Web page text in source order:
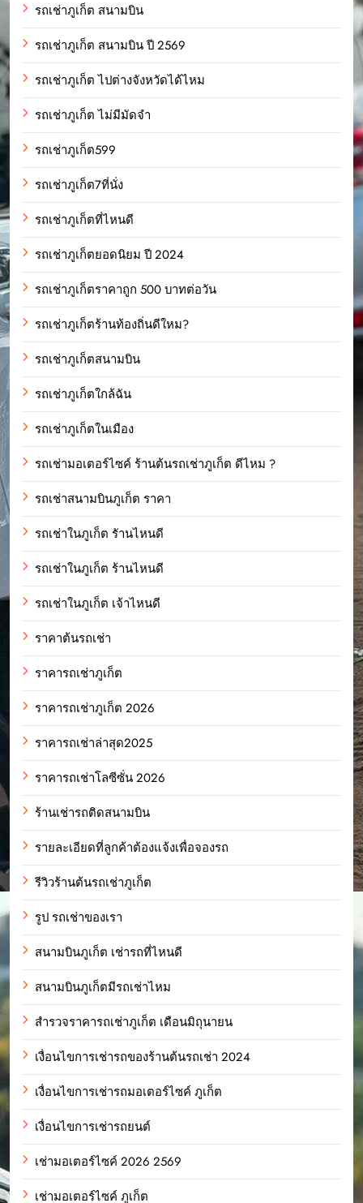
รถเช่าภูเก็ต สนามบิน
รถเช่าภูเก็ต สนามบิน ปี 2569
รถเช่าภูเก็ต ไปต่างจังหวัดได้ไหม
รถเช่าภูเก็ต ไม่มีมัดจำ
รถเช่าภูเก็ต599
รถเช่าภูเก็ต7ที่นั่ง
รถเช่าภูเก็ตที่ไหนดี
รถเช่าภูเก็ตยอดนิยม ปี 2024
รถเช่าภูเก็ตราคาถูก 500 บาทต่อวัน
รถเช่าภูเก็ตร้านท้องถิ่นดีใหม?
รถเช่าภูเก็ตสนามบิน
รถเช่าภูเก็ตใกล้ฉัน
รถเช่าภูเก็ตในเมือง
รถเช่ามอเตอร์ไซค์ ร้านต้นรถเช่าภูเก็ต ดีไหม ?
รถเช่าสนามบินภูเก็ต ราคา
รถเช่าในภูเก็ต รัานไหนดี
รถเช่าในภูเก็ต ร้านไหนดี
รถเช่าในภูเก็ต เจ้าไหนดี
ราคาต้นรถเช่า
ราคารถเช่าภูเก็ต
ราคารถเช่าภูเก็ต 2026
ราคารถเช่าล่าสุด2025
ราคารถเช่าโลซีซั่น 2026
ร้านเช่ารถติดสนามบิน
รายละเอียดที่ลูกค้าต้องแจ้งเพื่อจองรถ
รีวิวร้านต้นรถเช่าภูเก็ต
รูป รถเช่าของเรา
สนามบินภูเก็ต เช่ารถที่ไหนดี
สนามบินภูเก็ตมีรถเช่าไหม
สำรวจราคารถเช่าภูเก็ต เดือนมิถุนายน
เงื่อนไขการเช่ารถของร้านต้นรถเช่า 2024
เงื่อนไขการเช่ารถมอเตอร์ไซค์ ภูเก็ต
เงื่อนไขการเช่ารถยนต์
เช่ามอเตอร์ไซค์ 2026 2569
เช่ามอเตอร์ไซค์ ภูเก็ต